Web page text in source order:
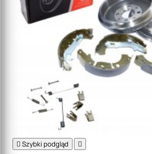
 Szybki podgląd 